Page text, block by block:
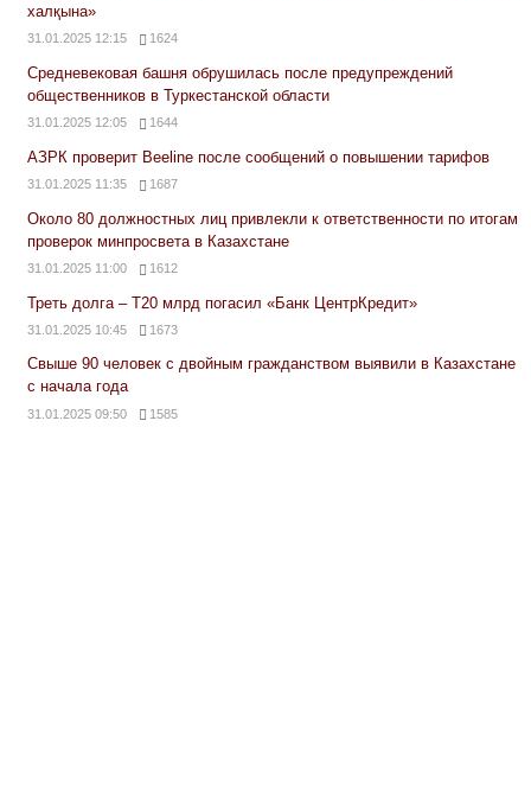
халқына»
31.01.2025 12:15 1624
Средневековая башня обрушилась после предупреждений
общественников в Туркестанской области
31.01.2025 12:05 1644
АЗРК проверит Beeline после сообщений о повышении тарифов
31.01.2025 11:35 1687
Около 80 должностных лиц привлекли к ответственности по итогам
проверок минпросвета в Казахстане
31.01.2025 11:00 1612
Треть долга – Т20 млрд погасил «Банк ЦентрКредит»
31.01.2025 10:45 1673
Свыше 90 человек с двойным гражданством выявили в Казахстане
с начала года
31.01.2025 09:50 1585